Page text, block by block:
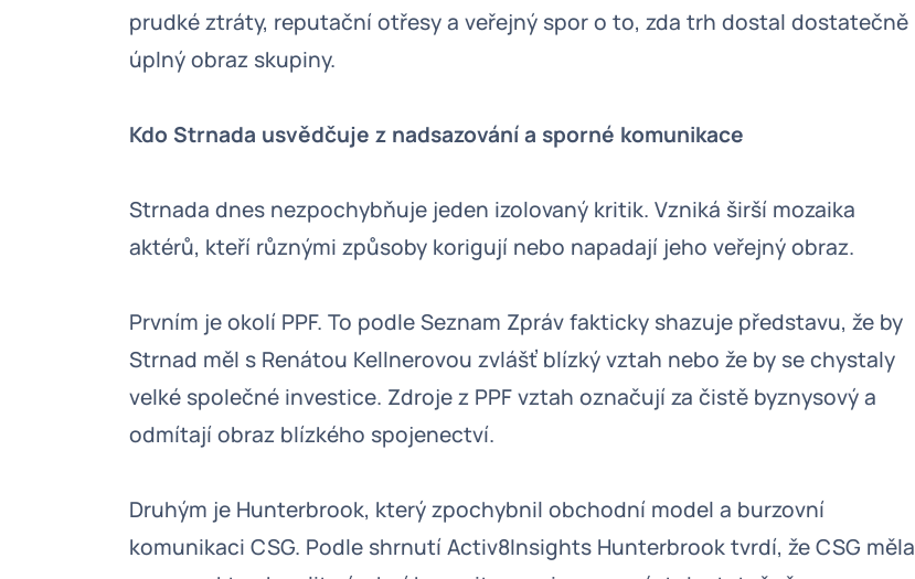
prudké ztráty, reputační otřesy a veřejný spor o to, zda trh dostal dostatečně
úplný obraz skupiny.
Kdo Strnada usvědčuje z nadsazování a sporné komunikace
Strnada dnes nezpochybňuje jeden izolovaný kritik. Vzniká širší mozaika
aktérů, kteří různými způsoby korigují nebo napadají jeho veřejný obraz.
Prvním je okolí PPF. To podle Seznam Zpráv fakticky shazuje představu, že by
Strnad měl s Renátou Kellnerovou zvlášť blízký vztah nebo že by se chystaly
velké společné investice. Zdroje z PPF vztah označují za čistě byznysový a
odmítají obraz blízkého spojenectví.
Druhým je Hunterbrook, který zpochybnil obchodní model a burzovní
komunikaci CSG. Podle shrnutí Activ8Insights Hunterbrook tvrdí, že CSG měla